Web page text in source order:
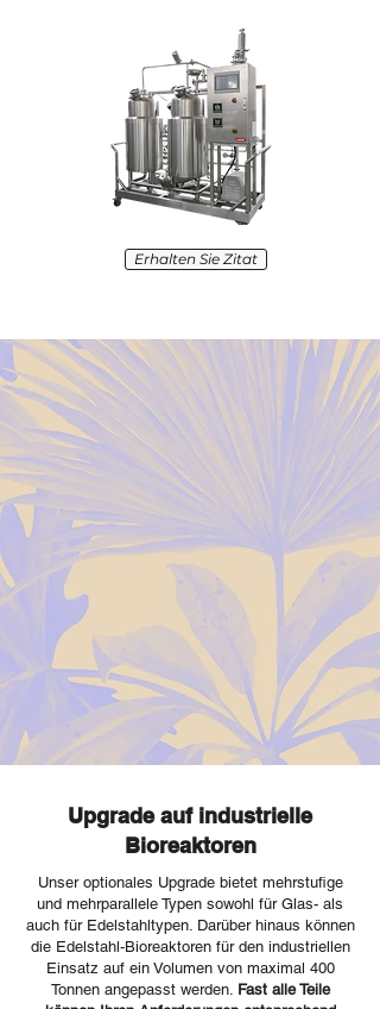
Erhalten Sie Zitat
Upgrade auf industrielle
Bioreaktoren
Unser optionales Upgrade bietet mehrstufige
und mehrparallele Typen sowohl für Glas- als
auch für Edelstahltypen. Darüber hinaus können
die Edelstahl-Bioreaktoren für den industriellen
Einsatz auf ein Volumen von maximal 400
Tonnen angepasst werden. Fast alle Teile